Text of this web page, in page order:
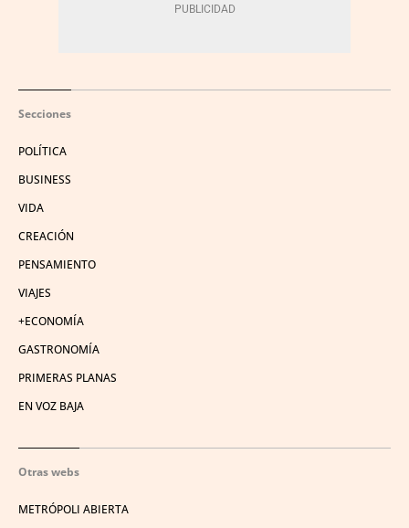
Secciones
POLÍTICA
BUSINESS
VIDA
CREACIÓN
PENSAMIENTO
VIAJES
+ECONOMÍA
GASTRONOMÍA
PRIMERAS PLANAS
EN VOZ BAJA
Otras webs
METRÓPOLI ABIERTA